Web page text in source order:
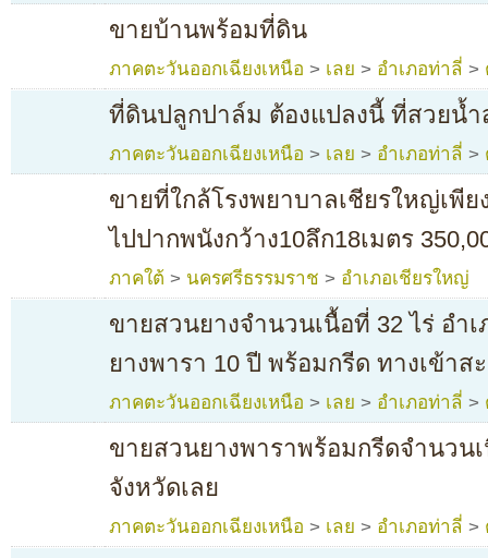
ขายบ้านพร้อมที่ดิน
ภาคตะวันออกเฉียงเหนือ > เลย > อำเภอท่าลี่ >
ที่ดินปลูกปาล์ม ต้องแปลงนี้ ที่สวยน้ำ
ภาคตะวันออกเฉียงเหนือ > เลย > อำเภอท่าลี่ >
ขายที่ใกล้โรงพยาบาลเชียรใหญ่เพีย
ไปปากพนังกว้าง10ลึก18เมตร
ภาคใต้ > นครศรีธรรมราช > อำเภอเชียรใหญ่
ขายสวนยางจำนวนเนื้อที่ 32 ไร่ อำ
ยางพารา 10 ปี พร้อมกรีด ทางเข้าส
ภาคตะวันออกเฉียงเหนือ > เลย > อำเภอท่าลี่ >
ขายสวนยางพาราพร้อมกรีดจำนวน
จังหวัดเลย
ภาคตะวันออกเฉียงเหนือ > เลย > อำเภอท่าลี่ >